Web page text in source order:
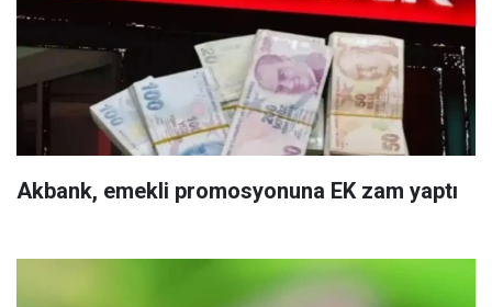
Akbank, emekli promosyonuna EK zam yaptı